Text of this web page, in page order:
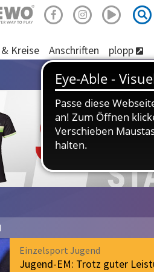
Suche
Suche
Kreise Anschriften plopp
Einzelsport Jugend
Jugend-EM: Trotz guter